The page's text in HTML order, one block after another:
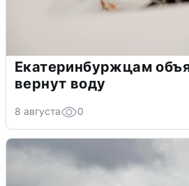
Екатеринбуржцам
вернут воду
8 августа 0